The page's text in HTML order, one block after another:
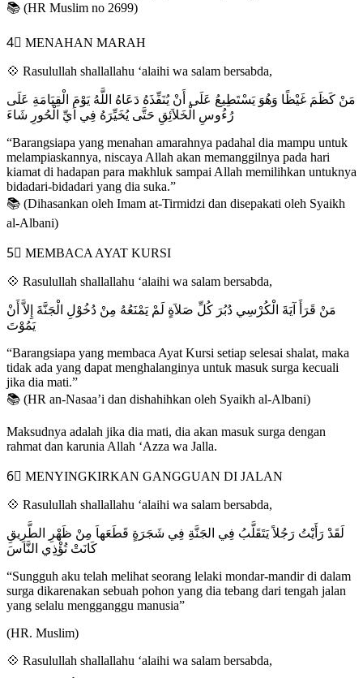
📚 (HR Muslim no 2699)
4⃣ MENAHAN MARAH
💠 Rasulullah shallallahu ‘alaihi wa salam bersabda,
مَنْ كَظَمَ غَيْظًا وَهُوَ يَسْتَطِيعُ عَلَى أَنْ يُنَفِّذَهُ دَعَاهُ اللَّهُ يَوْمَ الْقِيَامَةِ عَلَى
رُءُوسِ الْخَلاَئِقِ حَتَّى يُخَيِّرَهُ فِي اَيِّ الْحُورِ شَاءَ
“Barangsiapa yang menahan amarahnya padahal dia mampu untuk
melampiaskannya, niscaya Allah akan memanggilnya pada hari
kiamat di hadapan para makhluk sampai Allah memilihkan untuknya
bidadari-bidadari yang dia suka.”
📚 (Dihasankan oleh Imam at-Tirmidzi dan disepakati oleh Syaikh
al-Albani)
5⃣ MEMBACA AYAT KURSI
💠 Rasulullah shallallahu ‘alaihi wa salam bersabda,
مَنْ قَرَأَ آيَةَ الْكُرْسِي دُبُرَ كُلِّ صَلاَةٍ لَمْ يَمْنَعُهُ مِنْ دُخُوْلِ الْجَنَّةَ إِلاَّ أَنْ
يَمُوْتَ
“Barangsiapa yang membaca Ayat Kursi setiap selesai shalat, maka
tidak ada yang dapat menghalanginya untuk masuk surga kecuali
jika dia mati.”
📚 (HR an-Nasaa’i dan dishahihkan oleh Syaikh al-Albani)
Maksudnya adalah jika dia mati, dia akan masuk surga dengan
rahmat dan karunia Allah ‘Azza wa Jalla.
6⃣ MENYINGKIRKAN GANGGUAN DI JALAN
💠 Rasulullah shallallahu ‘alaihi wa salam bersabda,
لَقَدْ رَأَيْتُ رَجُلاً يَتَقَلَّبُ فِي الجَنَّةِ فِي شَجَرَةٍ قَطَعَهاَ مِنْ ظَهْرِ الطَّرِيقِ
كَانَتْ تُؤْذِي النَّاسَ
“Sungguh aku telah melihat seorang lelaki mondar-mandir di dalam
surga dikarenakan sebuah pohon yang dia tebang dari tengah jalan
yang selalu mengganggu manusia”
(HR. Muslim)
💠 Rasulullah shallallahu ‘alaihi wa salam bersabda,